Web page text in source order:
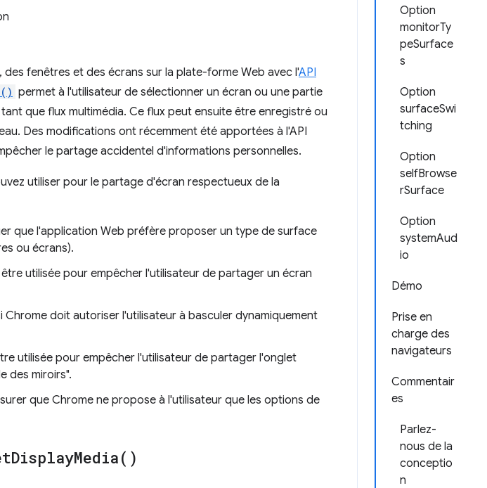
Option
monitorTy
peSurface
s
Option
surfaceSwi
tching
Option
selfBrowse
rSurface
Option
systemAud
io
Démo
Prise en
charge des
navigateurs
Commentair
es
Parlez-
nous de la
conceptio
n
fenêtres et des écrans sur la plate-forme Web avec l'API
permet à l'utilisateur de sélectionner un écran ou une partie
que flux multimédia. Ce flux peut ensuite être enregistré ou
Des modifications ont récemment été apportées à l'API
le partage accidentel d'informations personnelles.
utiliser pour le partage d'écran respectueux de la
que l'application Web préfère proposer un type de surface
ou écrans).
utilisée pour empêcher l'utilisateur de partager un écran
Chrome doit autoriser l'utilisateur à basculer dynamiquement
utilisée pour empêcher l'utilisateur de partager l'onglet
des miroirs".
que Chrome ne propose à l'utilisateur que les options de
DisplayMedia( )